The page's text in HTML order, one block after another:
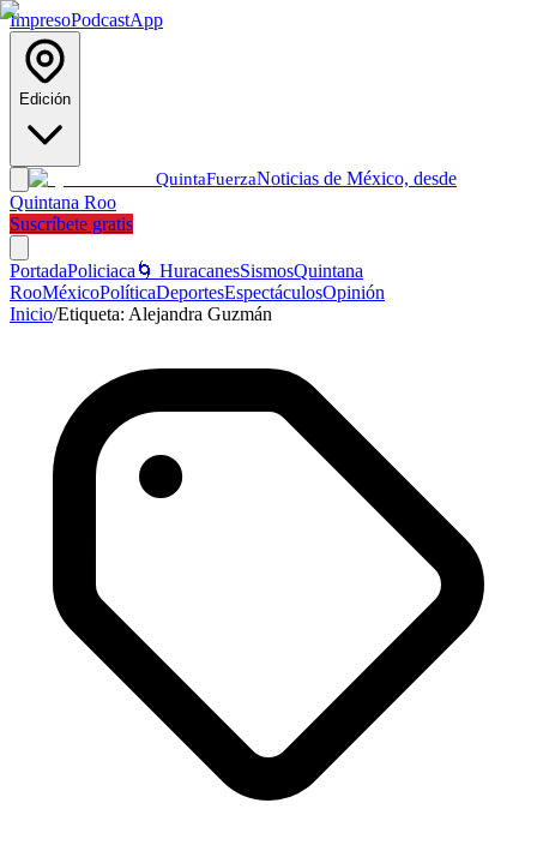
ImpresoPodcastApp
Edición
QuintaFuerzaNoticias de México, desde
Quintana Roo
Suscríbete gratis
PortadaPoliciaca 🌀 HuracanesSismosQuintana
RooMéxicoPolíticaDeportesEspectáculosOpinión
Inicio/Etiqueta: Alejandra Guzmán